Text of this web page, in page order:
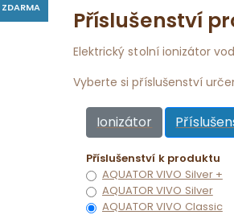
Příslušenství
Elektrický stolní ionizátor
Vyberte si příslušenství
Ionizátor
Příslušenství k produktu
AQUATOR VIVO Silver +
AQUATOR VIVO Silver
AQUATOR VIVO Classic